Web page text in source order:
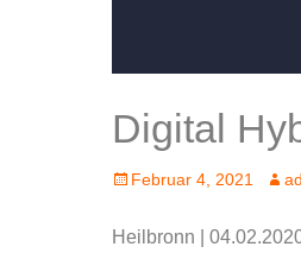
Digital
Posted
Februar 4, 2021
Heilbronn |